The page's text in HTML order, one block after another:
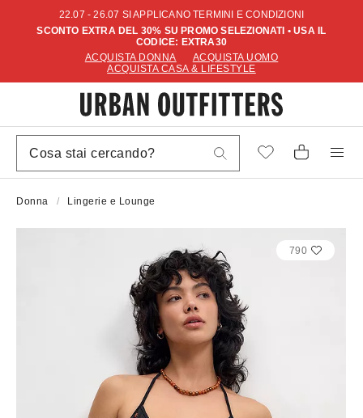
22.07 - 26.07 SI APPLICANO TERMINI E CONDIZIONI
SCONTO EXTRA DEL 30% SU PROMO SELEZIONATI • USA IL
CODICE: EXTRA30
ACQUISTA DONNA
ACQUISTA UOMO
ACQUISTA CASA & LIFESTYLE
Donna Lingerie e Lounge
790